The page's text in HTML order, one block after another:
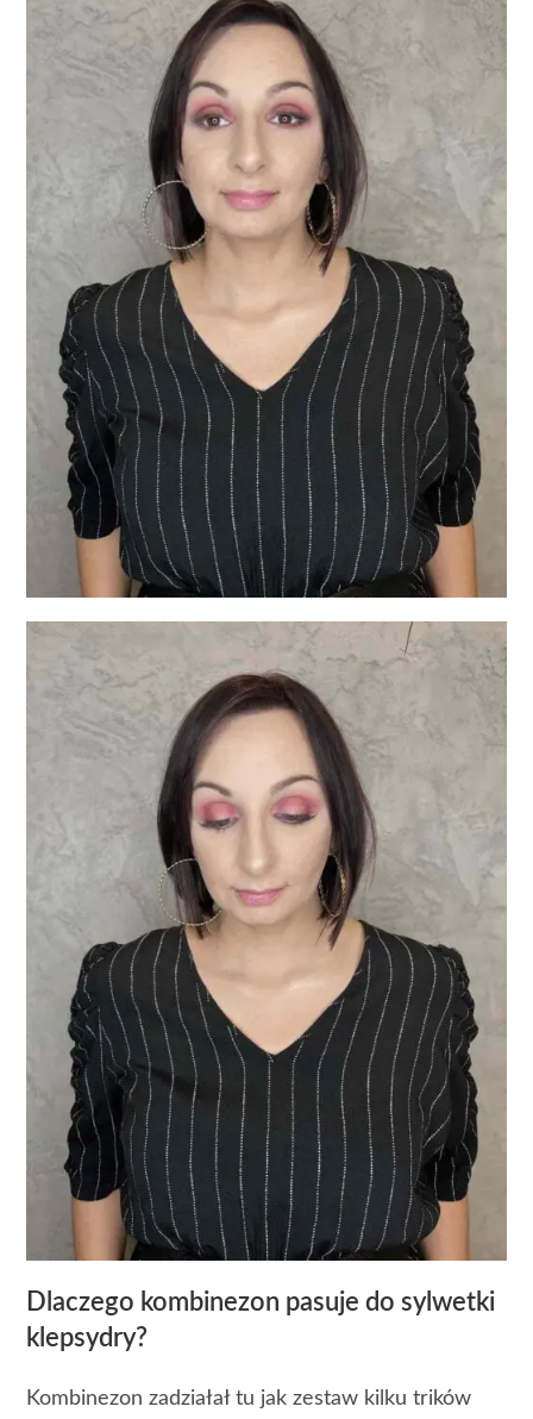
Dlaczego kombinezon pasuje do sylwetki
klepsydry?
Kombinezon zadziałał tu jak zestaw kilku trików